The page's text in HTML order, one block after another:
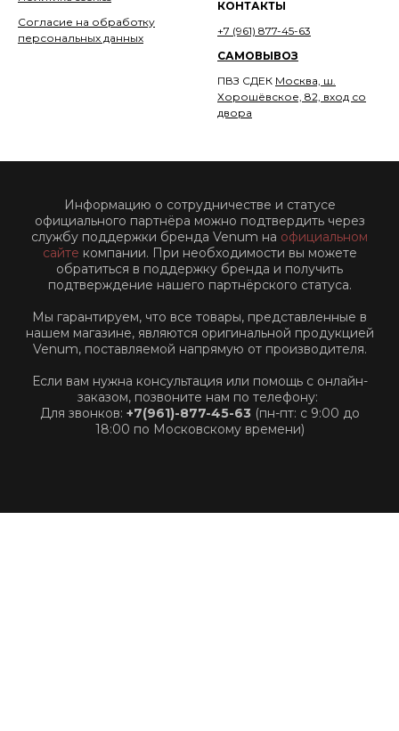
Согласие на обработку
персональных данных
КОНТАКТЫ
+7 (961) 877-45-63
САМОВЫВОЗ
ПВЗ СДЕК Москва, ш.
Хорошёвское, 82, вход со
двора
Информацию о сотрудничестве и статусе
официального партнёра можно подтвердить через
службу поддержки бренда Venum на официальном
сайте компании. При необходимости вы можете
обратиться в поддержку бренда и получить
подтверждение нашего партнёрского статуса.
Мы гарантируем, что все товары, представленные в
нашем магазине, являются оригинальной продукцией
Venum, поставляемой напрямую от производителя.
Если вам нужна консультация или помощь с онлайн-
заказом, позвоните нам по телефону:
Для звонков: +7(961)-877-45-63 (пн-пт: с 9:00 до
18:00 по Московскому времени)